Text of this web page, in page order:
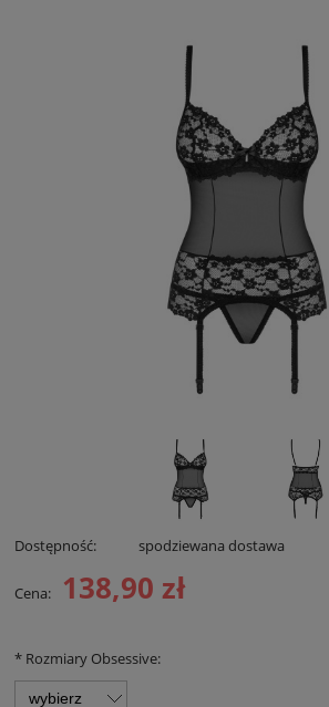
Dostępność: spodziewana dostawa
Cena: 138,90 zł
* Rozmiary Obsessive: